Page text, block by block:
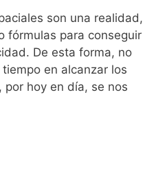
son una realidad,
fórmulas para conseguir
De esta forma, no
en alcanzar los
hoy en día, se nos